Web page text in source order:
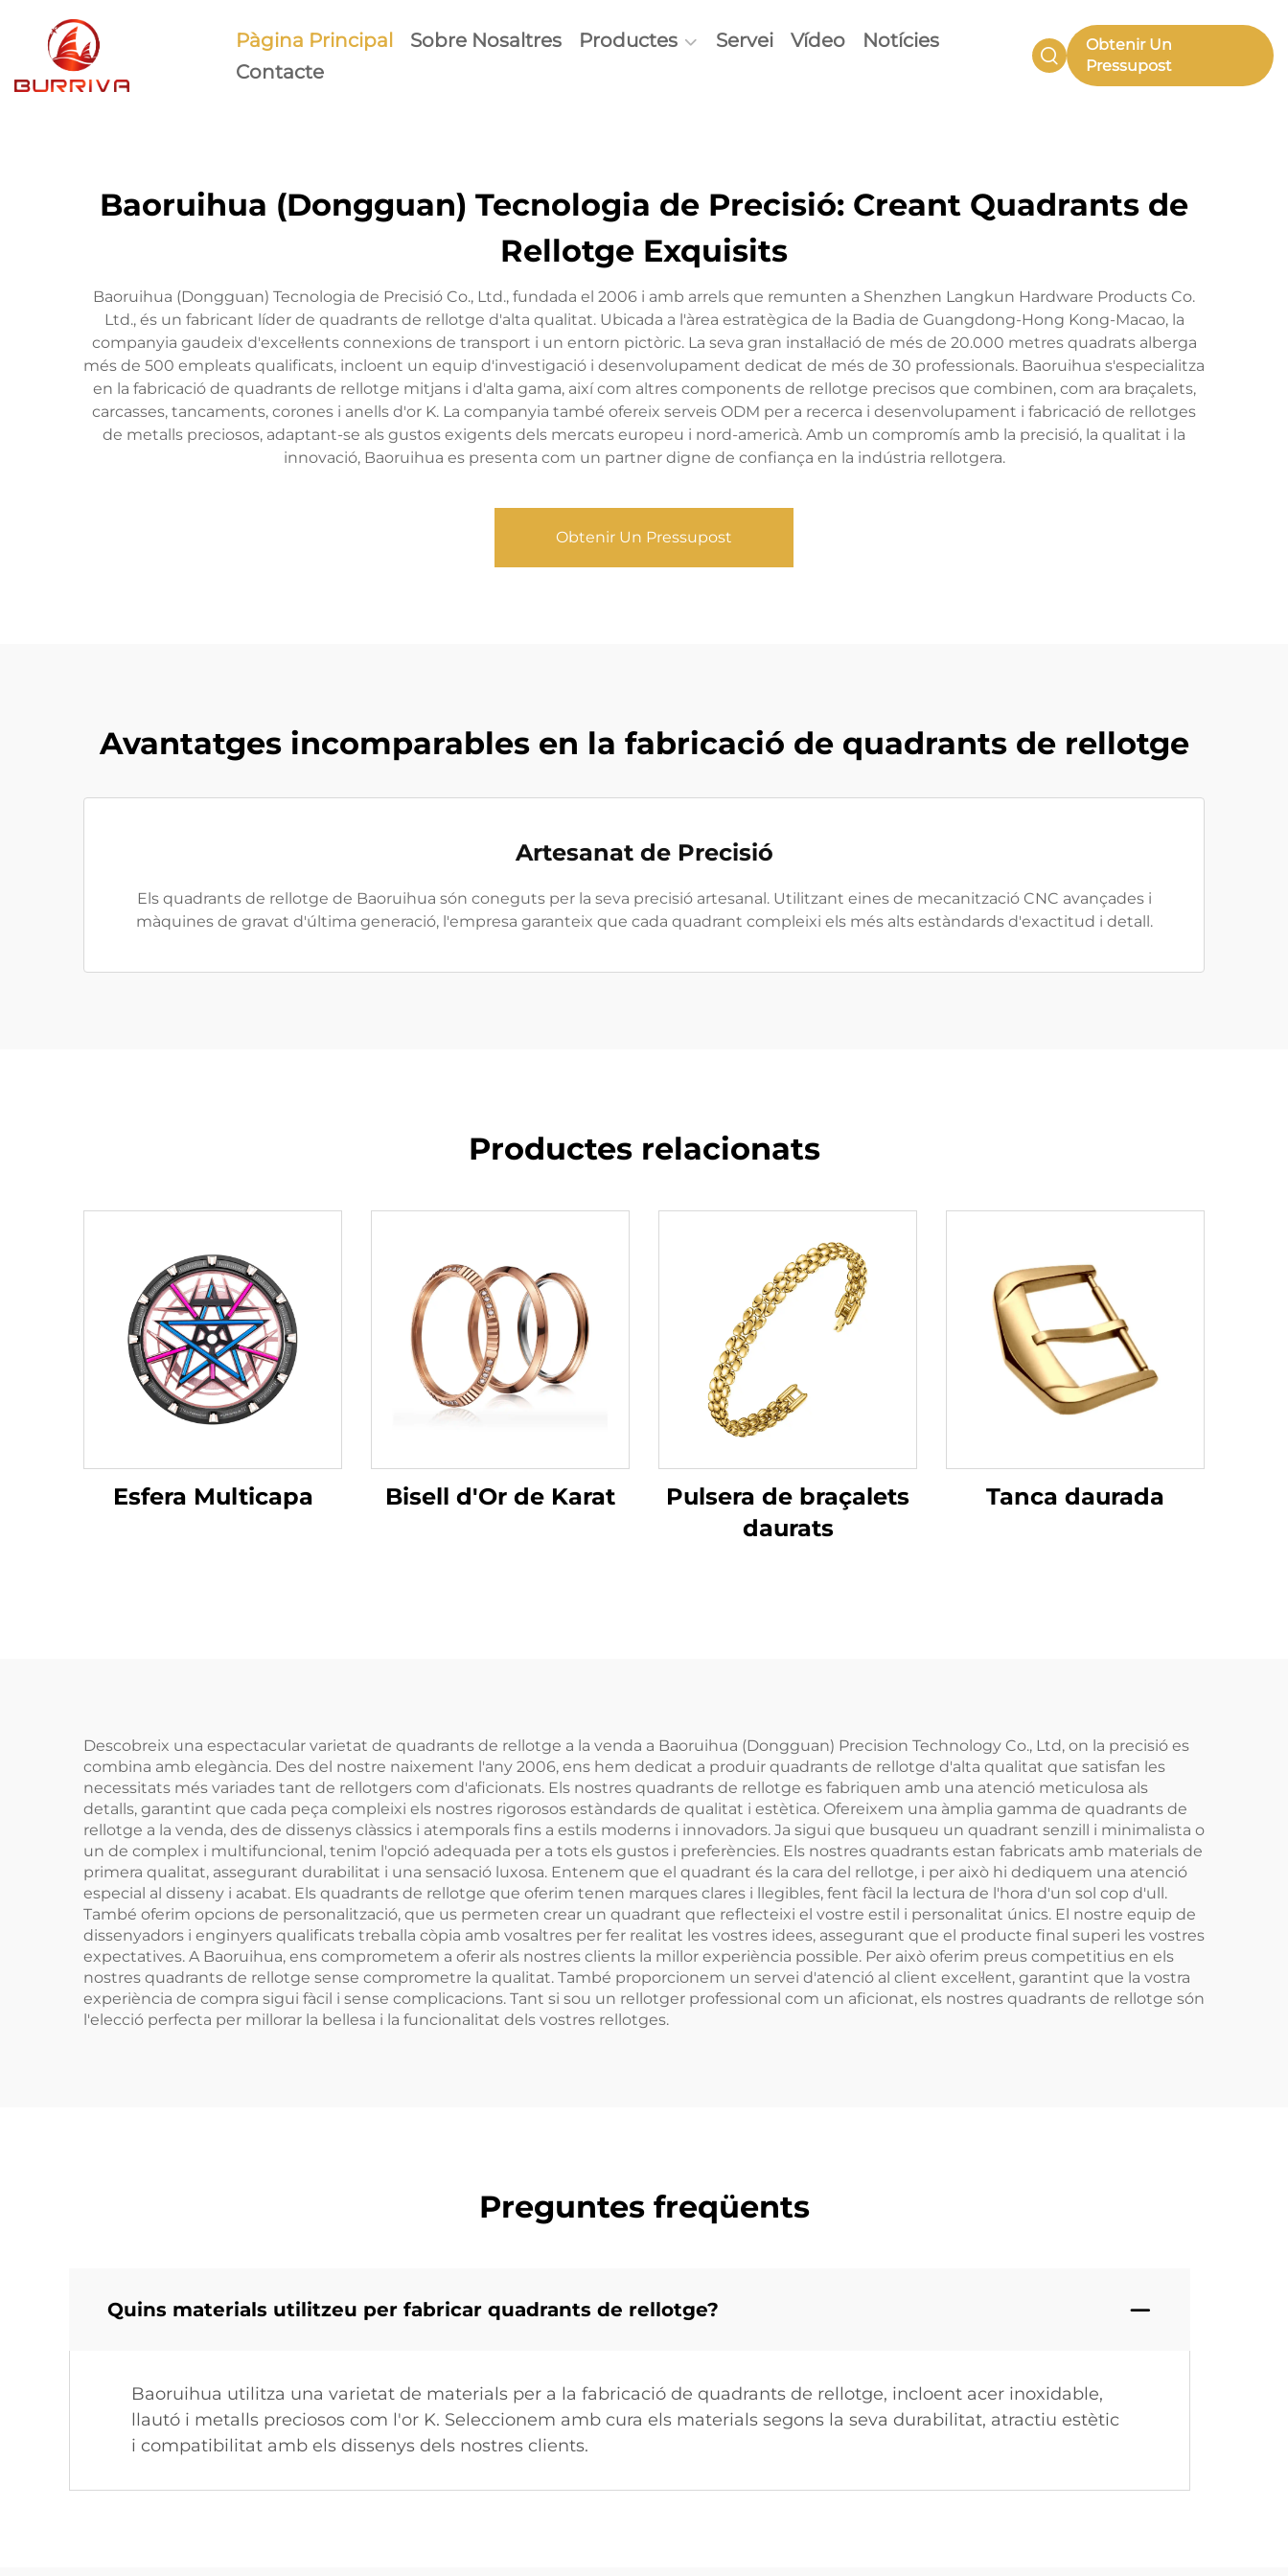
Pàgina Principal Sobre Nosaltres Productes Servei Vídeo
Notícies
Contacte
Obtenir Un
Pressupost
Baoruihua (Dongguan) Tecnologia de Precisió: Creant Quadrants de
Rellotge Exquisits
Baoruihua (Dongguan) Tecnologia de Precisió Co., Ltd., fundada el 2006 i amb arrels que remunten a Shenzhen Langkun Hardware Products Co.
Ltd., és un fabricant líder de quadrants de rellotge d'alta qualitat. Ubicada a l'àrea estratègica de la Badia de Guangdong-Hong Kong-Macao, la
companyia gaudeix d'excel·lents connexions de transport i un entorn pictòric. La seva gran instal·lació de més de 20.000 metres quadrats alberga
més de 500 empleats qualificats, incloent un equip d'investigació i desenvolupament dedicat de més de 30 professionals. Baoruihua s'especialitza
en la fabricació de quadrants de rellotge mitjans i d'alta gama, així com altres components de rellotge precisos que combinen, com ara braçalets,
carcasses, tancaments, corones i anells d'or K. La companyia també ofereix serveis ODM per a recerca i desenvolupament i fabricació de rellotges
de metalls preciosos, adaptant-se als gustos exigents dels mercats europeu i nord-americà. Amb un compromís amb la precisió, la qualitat i la
innovació, Baoruihua es presenta com un partner digne de confiança en la indústria rellotgera.
Obtenir Un Pressupost
Avantatges incomparables en la fabricació de quadrants de rellotge
Artesanat de Precisió
Els quadrants de rellotge de Baoruihua són coneguts per la seva precisió artesanal. Utilitzant eines de mecanització CNC avançades i
màquines de gravat d'última generació, l'empresa garanteix que cada quadrant compleixi els més alts estàndards d'exactitud i detall.
Productes relacionats
Esfera Multicapa Bisell d'Or de Karat
Pulsera de braçalets
daurats
Tanca daurada
Descobreix una espectacular varietat de quadrants de rellotge a la venda a Baoruihua (Dongguan) Precision Technology Co., Ltd, on la precisió es
combina amb elegància. Des del nostre naixement l'any 2006, ens hem dedicat a produir quadrants de rellotge d'alta qualitat que satisfan les
necessitats més variades tant de rellotgers com d'aficionats. Els nostres quadrants de rellotge es fabriquen amb una atenció meticulosa als
detalls, garantint que cada peça compleixi els nostres rigorosos estàndards de qualitat i estètica. Ofereixem una àmplia gamma de quadrants de
rellotge a la venda, des de dissenys clàssics i atemporals fins a estils moderns i innovadors. Ja sigui que busqueu un quadrant senzill i minimalista o
un de complex i multifuncional, tenim l'opció adequada per a tots els gustos i preferències. Els nostres quadrants estan fabricats amb materials de
primera qualitat, assegurant durabilitat i una sensació luxosa. Entenem que el quadrant és la cara del rellotge, i per això hi dediquem una atenció
especial al disseny i acabat. Els quadrants de rellotge que oferim tenen marques clares i llegibles, fent fàcil la lectura de l'hora d'un sol cop d'ull.
També oferim opcions de personalització, que us permeten crear un quadrant que reflecteixi el vostre estil i personalitat únics. El nostre equip de
dissenyadors i enginyers qualificats treballa còpia amb vosaltres per fer realitat les vostres idees, assegurant que el producte final superi les vostres
expectatives. A Baoruihua, ens comprometem a oferir als nostres clients la millor experiència possible. Per això oferim preus competitius en els
nostres quadrants de rellotge sense comprometre la qualitat. També proporcionem un servei d'atenció al client excel·lent, garantint que la vostra
experiència de compra sigui fàcil i sense complicacions. Tant si sou un rellotger professional com un aficionat, els nostres quadrants de rellotge són
l'elecció perfecta per millorar la bellesa i la funcionalitat dels vostres rellotges.
Preguntes freqüents
Quins materials utilitzeu per fabricar quadrants de rellotge?
Baoruihua utilitza una varietat de materials per a la fabricació de quadrants de rellotge, incloent acer inoxidable,
llautó i metalls preciosos com l'or K. Seleccionem amb cura els materials segons la seva durabilitat, atractiu estètic
i compatibilitat amb els dissenys dels nostres clients.